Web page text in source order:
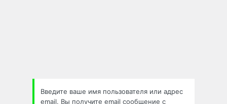
Введите ваше имя пользователя или адрес
email. Вы получите email сообщение с